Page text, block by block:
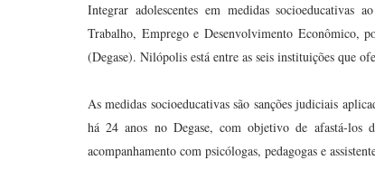
Integrar adolescentes em medidas
Trabalho, Emprego e Desenvolvimento Econômico,
(Degase). Nilópolis está entre as seis instituições que
As medidas socioeducativas são sanções judiciais
há 24 anos no Degase, com objetivo de afastá-los
acompanhamento com psicólogas, pedagogas e